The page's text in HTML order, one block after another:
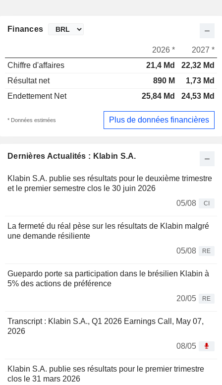
Dernières Actualités : Klabin S.A.
Klabin S.A. publie ses résultats pour le deuxième trimestre
et le premier semestre clos le 30 juin 2026
05/08
CI
La fermeté du réal pèse sur les résultats de Klabin malgré
une demande résiliente
05/08
RE
Guepardo porte sa participation dans le brésilien Klabin à
5% des actions de préférence
20/05
RE
Transcript : Klabin S.A., Q1 2026 Earnings Call, May 07,
2026
08/05
Klabin S.A. publie ses résultats pour le premier trimestre
clos le 31 mars 2026
Finances
2026 *
2027 *
Chiffre d'affaires
21,4 Md
22,32 Md
Résultat net
890 M
1,73 Md
Endettement Net
25,84 Md 24,53 Md
* Données estimées Plus de données financières